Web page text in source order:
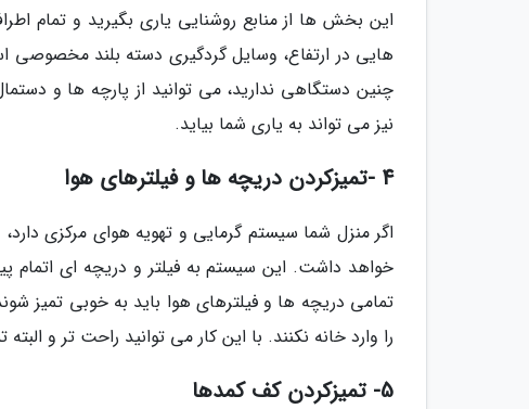
این بخش ها از منابع روشنایی یاری بگیرید و تمام
هایی در ارتفاع، وسایل گردگیری دسته بلند مخصوصی
چنین دستگاهی ندارید، می توانید از پارچه ها و
نیز می تواند به یاری شما بیاید.
4 -تمیزکردن دریچه ها و فیلترهای هوا
اگر منزل شما سیستم گرمایی و تهویه هوای مرکزی
خواهد داشت. این سیستم به فیلتر و دریچه ای اتمام
تمامی دریچه ها و فیلترهای هوا باید به خوبی تمیز
را وارد خانه نکنند. با این کار می توانید راحت تر و
5- تمیزکردن کف کمدها